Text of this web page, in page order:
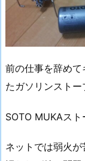
前の仕事を辞め
たガソリンストー
SOTO MUKAスト
ネットでは弱火